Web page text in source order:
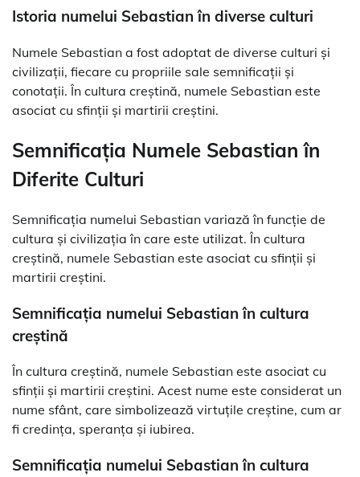
Istoria numelui Sebastian în diverse culturi
Numele Sebastian a fost adoptat de diverse culturi și
civilizații, fiecare cu propriile sale semnificații și
conotații. În cultura creștină, numele Sebastian este
asociat cu sfinții și martirii creștini.
Semnificația Numele Sebastian în
Diferite Culturi
Semnificația numelui Sebastian variază în funcție de
cultura și civilizația în care este utilizat. În cultura
creștină, numele Sebastian este asociat cu sfinții și
martirii creștini.
Semnificația numelui Sebastian în cultura
creștină
În cultura creștină, numele Sebastian este asociat cu
sfinții și martirii creștini. Acest nume este considerat un
nume sfânt, care simbolizează virtuțile creștine, cum ar
fi credința, speranța și iubirea.
Semnificația numelui Sebastian în cultura